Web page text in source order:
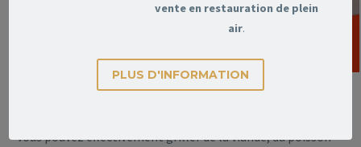
Une préparation plus saine des aliments en grillant plutôt
vous pouvez effectivement griller de la viande, du poisson
vente en restauration de plein
air.
PLUS D'INFORMATION